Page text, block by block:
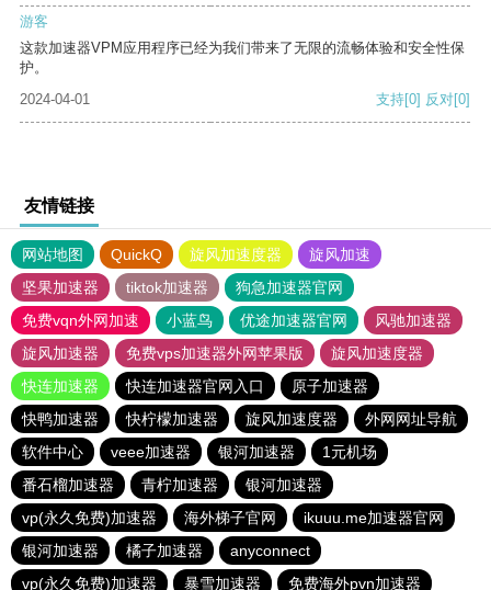
游客
这款加速器VPM应用程序已经为我们带来了无限的流畅体验和安全性保
护。
2024-04-01
支持[0] 反对[0]
友情链接
网站地图 QuickQ 旋风加速度器
旋风加速
坚果加速器
tiktok加速器
狗急加速器官网
免费vqn外网加速
小蓝鸟 优途加速器官网
风驰加速器
旋风加速器
免费vps加速器外网苹果版
旋风加速度器
快连加速器
快连加速器官网入口
原子加速器
快鸭加速器
快柠檬加速器 旋风加速度器
外网网址导航
软件中心
veee加速器 银河加速器
1元机场
番石榴加速器
青柠加速器
银河加速器
vp(永久免费)加速器
海外梯子官网
ikuuu.me加速器官网
银河加速器
橘子加速器
anyconnect
vp(永久免费)加速器
暴雪加速器 免费海外pvn加速器